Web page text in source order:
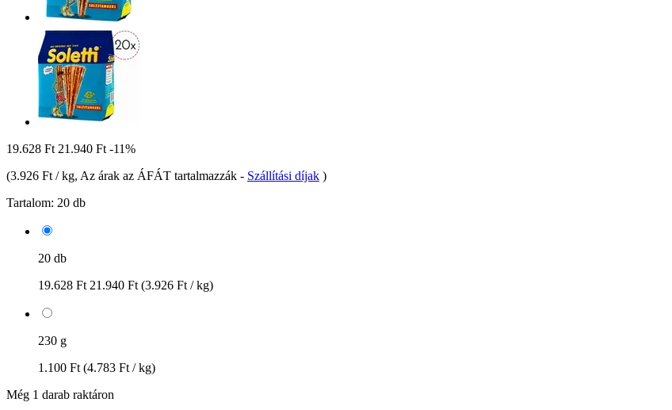
19.628 Ft 21.940 Ft -11%
(3.926 Ft / kg, Az árak az ÁFÁT tartalmazzák - Szállítási díjak )
Tartalom: 20 db
20 db
19.628 Ft 21.940 Ft (3.926 Ft / kg)
230 g
1.100 Ft (4.783 Ft / kg)
Még 1 darab raktáron